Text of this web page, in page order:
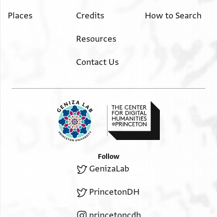
ואקול לעלה ירתגע והו ינתסב אלי אלברקיין ואקול
וליס אריד אשגל קלב סיידנא יחי לעד לאנני אעלם שגל
אתוכל לך עלי ואלדתך ואפסד בינה ובינהא וצמן ענה
וגאת אלאלמנה קובלת וצווחת אלי אן אחצרתה קדאם
אברהם אלדרעי
Places Credits
Resources
Contact Us
How to Search
Follow
GenizaLab
PrincetonDH